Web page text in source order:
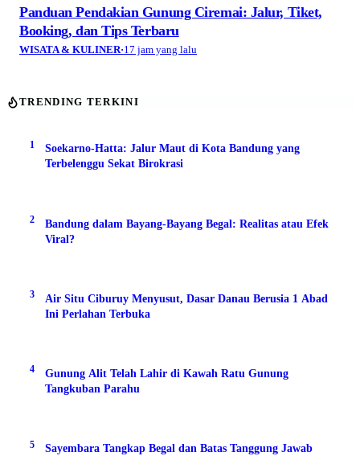
Panduan Pendakian Gunung Ciremai: Jalur, Tiket,
Booking, dan Tips Terbaru
WISATA & KULINER·17 jam yang lalu
TRENDING TERKINI
1
Soekarno-Hatta: Jalur Maut di Kota Bandung yang
Terbelenggu Sekat Birokrasi
2
Bandung dalam Bayang-Bayang Begal: Realitas atau Efek
Viral?
3
Air Situ Ciburuy Menyusut, Dasar Danau Berusia 1 Abad
Ini Perlahan Terbuka
4
Gunung Alit Telah Lahir di Kawah Ratu Gunung
Tangkuban Parahu
5
Sayembara Tangkap Begal dan Batas Tanggung Jawab